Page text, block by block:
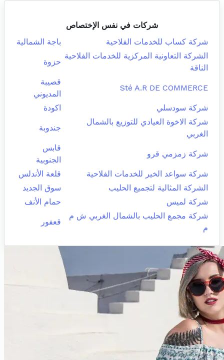
شركات في نفس الإختصاص
شركة كساب للخدمات الفلاحية
باجة الشمالية
الشركة التعاونية المركزية للخدمات الفلاحية
الناقة
حزوة
Sté A.R DE COMMERCE
قصيبة
المديوني
شركة سودسلي
اكودة
شركة الاخوة العيادي للتوزيع بالشمال
الغربي
جندوبة
شركة زمزمي قرو
قابس
الجنوبية
شركة سواعد الخير للخدمات الفلاحية
قلعة الأندلس
الشركة المثالية لتجميع الحليب
سوق الجديد
شركة لميس
حمام الأنف
شركة مجمع الحليب بالشمال الغربي ش م
م
قعفور